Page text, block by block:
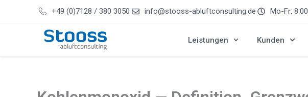
+49 (0)7128 / 380 3050 info@stooss-abluftconsulting.de Mo-Fr:
Leistungen Kunden